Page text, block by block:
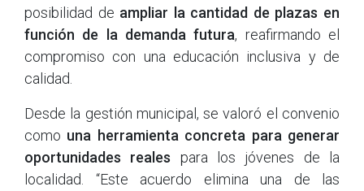
posibilidad de ampliar la cantidad de plazas en
función de la demanda futura, reafirmando el
compromiso con una educación inclusiva y de
calidad.
Desde la gestión municipal, se valoró el convenio
como una herramienta concreta para generar
oportunidades reales para los jóvenes de la
localidad. “Este acuerdo elimina una de las